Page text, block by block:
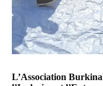
L’Association